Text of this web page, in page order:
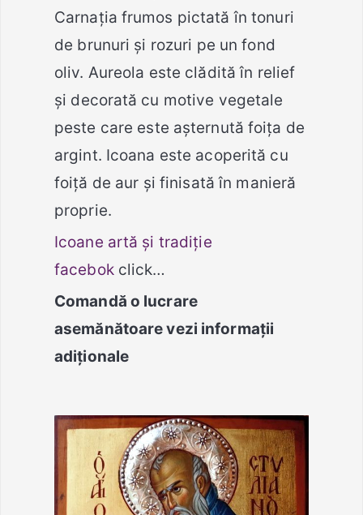
Carnaţia frumos pictată în tonuri
de brunuri şi rozuri pe un fond
oliv. Aureola este clădită în relief
şi decorată cu motive vegetale
peste care este aşternută foiţa de
argint. Icoana este acoperită cu
foiţă de aur şi finisată în manieră
proprie.
Icoane artă şi tradiţie
facebokclick…
Comandă o lucrare
asemănătoare vezi informații
adiționale